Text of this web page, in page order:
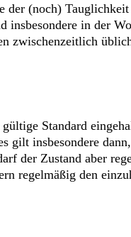
(noch)
in der
zwischenzeitlich
Standard
insbesondere
der Zustand aber
regelmäßig den